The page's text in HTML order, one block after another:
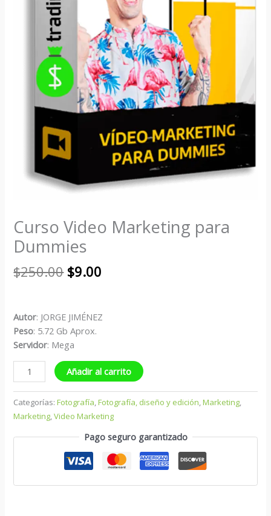
Curso Video Marketing para
Dummies
$250.00 $9.00
Autor: JORGE JIMÉNEZ
Peso: 5.72 Gb Aprox.
Servidor: Mega
Añadir al carrito
Categorías:Fotografía,Fotografía, diseño y edición,Marketing,
Marketing,Video Marketing
Pago seguro garantizado